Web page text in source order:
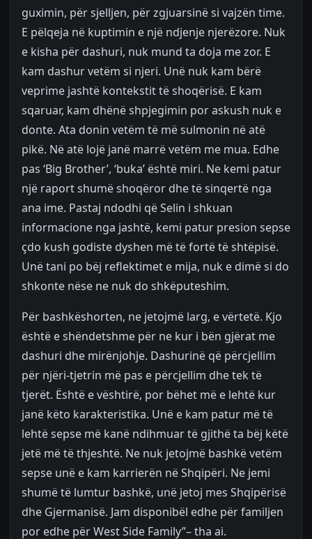
guximin, për sjelljen, për zgjuarsinë si vajzën time.
E pëlqeja në kuptimin e një ndjenje njerëzore. Nuk
e kisha për dashuri, nuk mund ta doja me zor. E
kam dashur vetëm si njeri. Unë nuk kam bërë
veprime jashtë kontekstit të shoqërisë. E kam
sqaruar, kam dhënë shpjegimin por askush nuk e
donte. Ata donin vetëm të më sulmonin në atë
pikë. Në atë lojë janë marrë vetëm me mua. Edhe
pas ‘Big Brother’, ‘buka’ është miri. Ne kemi patur
një raport shumë shoqëror dhe të sinqertë nga
ana ime. Pastaj ndodhi që Selin i shkuan
informacione nga jashtë, kemi patur presion sepse
çdo kush godiste dyshen më të fortë të shtëpisë.
Unë tani po bëj reflektimet e mija, nuk e dimë si do
shkonte nëse ne nuk do shkëputeshim.
Për bashkëshorten, ne jetojmë larg, e vërtetë. Kjo
është e shëndetshme për ne kur i bën gjërat me
dashuri dhe mirënjohje. Dashurinë që përcjellim
për njëri-tjetrin më pas e përcjellim dhe tek të
tjerët. Është e vështirë, por bëhet më e lehtë kur
janë këto karakteristika. Unë e kam patur më të
lehtë sepse më kanë ndihmuar të gjithë ta bëj këtë
jetë më të thjeshtë. Ne nuk jetojmë bashkë vetëm
sepse unë e kam karrierën në Shqipëri. Ne jemi
shumë të lumtur bashkë, unë jetoj mes Shqipërisë
dhe Gjermanisë. Jam disponibël edhe për familjen
por edhe për West Side Family”– tha ai.